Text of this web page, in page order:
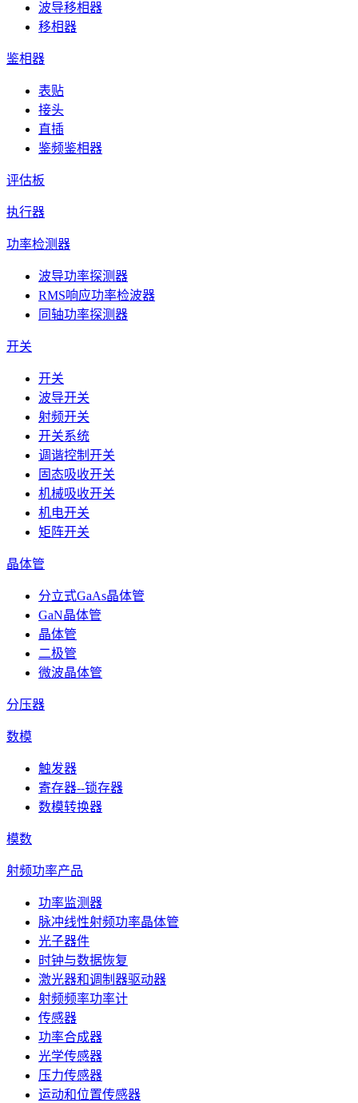
波导移相器
移相器
鉴相器
表贴
接头
直插
鉴频鉴相器
评估板
执行器
功率检测器
波导功率探测器
RMS响应功率检波器
同轴功率探测器
开关
开关
波导开关
射频开关
开关系统
调谐控制开关
固态吸收开关
机械吸收开关
机电开关
矩阵开关
晶体管
分立式GaAs晶体管
GaN晶体管
晶体管
二极管
微波晶体管
分压器
数模
触发器
寄存器--锁存器
数模转换器
模数
射频功率产品
功率监测器
脉冲线性射频功率晶体管
光子器件
时钟与数据恢复
激光器和调制器驱动器
射频频率功率计
传感器
功率合成器
光学传感器
压力传感器
运动和位置传感器